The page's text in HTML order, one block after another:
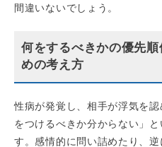
間違いないでしょう。
何をするべきかの優先
めの考え方
性病が発覚し、相手が浮気を
をつけるべきか分からない」
す。感情的に問い詰めたり、